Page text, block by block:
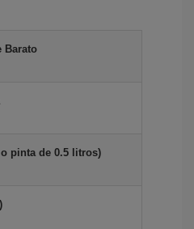
Barato
pinta de 0.5 litros)